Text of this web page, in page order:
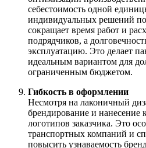
себестоимость одной
индивидуальных решений
сокращает время работ и
подрядчиков, а
эксплуатацию. Это делает
идеальным вариантом для
ограниченным бюджетом.
Гибкость в оформлении
Несмотря на лаконичный
брендирование и нанесение
логотипов заказчика. Это
транспортных компаний и
повысить узнаваемость